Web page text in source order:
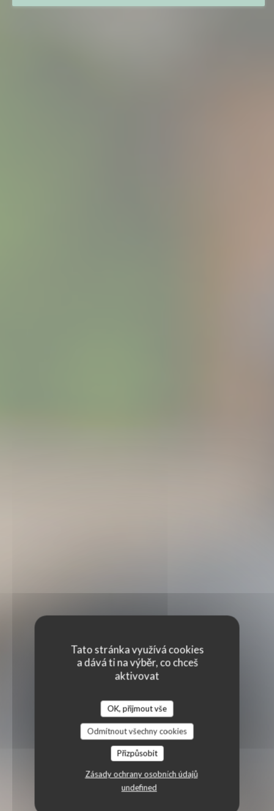
Tato stránka využívá cookies
a dává ti na výběr, co chceš
aktivovat
OK, přijmout vše
Odmítnout všechny cookies
Přizpůsobit
Zásady ochrany osobních údajů
undefined